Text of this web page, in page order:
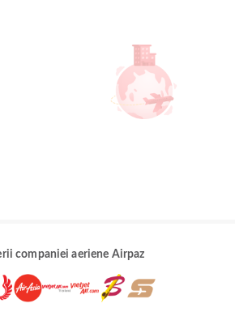
companiei aeriene Airpaz